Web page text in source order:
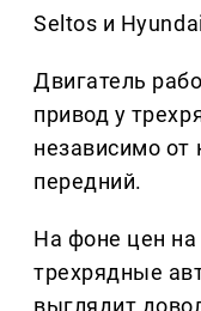
Seltos и
Двигатель
привод у
независимо от
передний.
На фоне цен
трехрядные
выглядит